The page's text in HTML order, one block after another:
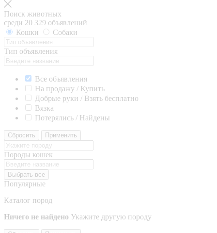
Поиск животных
среди 20 329 объявлений
Кошки
Собаки
Тип объявления
Все объявления
На продажу / Купить
Добрые руки / Взять бесплатно
Вязка
Потерялись / Найдены
Сбросить Применить
Породы кошек
Выбрать все
Популярные
Каталог пород
Ничего не найдено Укажите другую породу